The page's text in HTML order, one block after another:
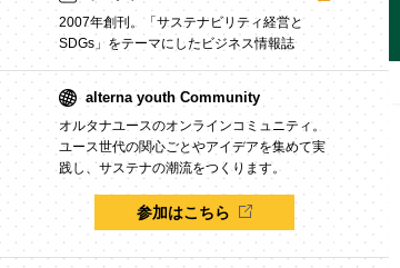
2007年創刊。「サステナビリティ経営と
SDGs」をテーマにしたビジネス情報誌
alterna youth Community
オルタナユースのオンラインコミュニティ。
ユース世代の関心ごとやアイデアを集めて実
践し、サステナの潮流をつくります。
参加はこちら